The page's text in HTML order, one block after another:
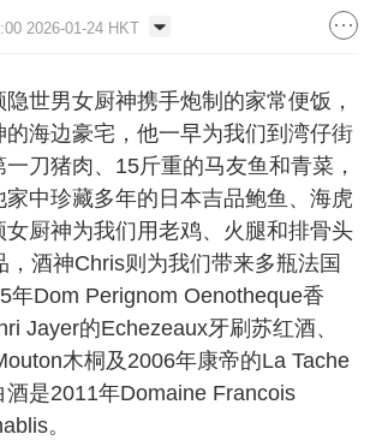
2026-01-24 HKT
男女厨神携手炮制的家常便饭，
海边豪宅，他一早为我们到湾仔街
刀猪肉、15斤重的马友鱼和青菜，
中珍藏多年的日本吉品鲍鱼、海虎
女厨神为我们用老鸡、火腿和排骨头
，酒神Chris则为我们带来多瓶法国
年Dom Perignom Oenotheque香
Jayer的Echezeaux牙刷苏红酒、
木桐及2006年康帝的La Tache
是2011年Domaine Francois
。